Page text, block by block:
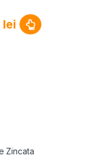
lei